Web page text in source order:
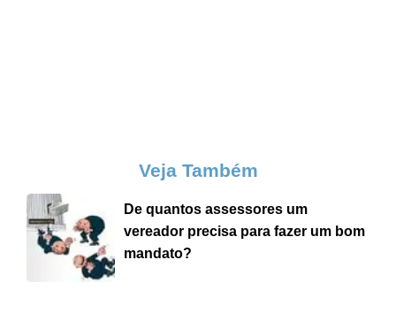
Veja Também
De quantos assessores um
vereador precisa para fazer um bom
mandato?